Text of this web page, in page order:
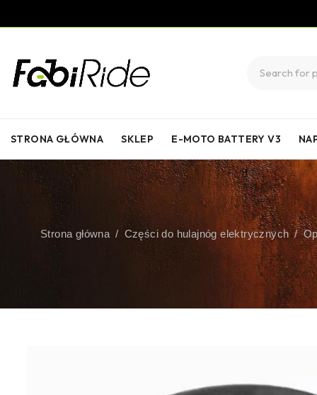
STRONA GŁÓWNA SKLEP E-MOTO BATTERY V3
Strona główna / Części do hulajnóg elektrycznych /